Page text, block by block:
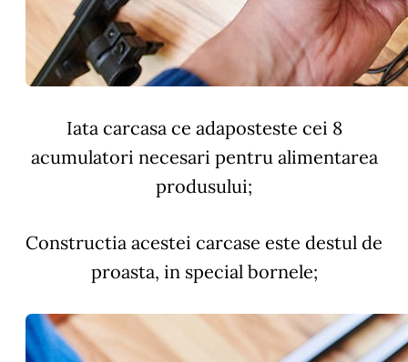
Iata carcasa ce adaposteste cei 8
acumulatori necesari pentru alimentarea
produsului;
Constructia acestei carcase este destul de
proasta, in special bornele;